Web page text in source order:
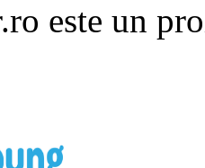
este un